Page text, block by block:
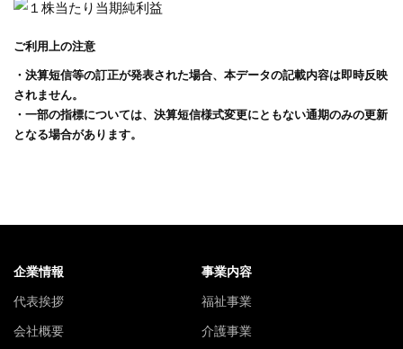
ご利用上の注意
・決算短信等の訂正が発表された場合、本データの記載内容は即時反映
されません。
・一部の指標については、決算短信様式変更にともない通期のみの更新
となる場合があります。
企業情報
代表挨拶
会社概要
事業内容
福祉事業
介護事業